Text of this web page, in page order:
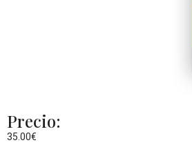
Precio:
35.00€